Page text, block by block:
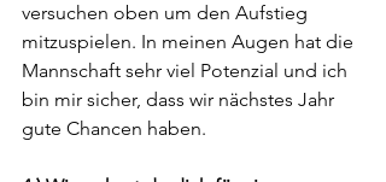
versuchen oben um den Aufstieg
mitzuspielen. In meinen Augen hat die
Mannschaft sehr viel Potenzial und ich
bin mir sicher, dass wir nächstes Jahr
gute Chancen haben.